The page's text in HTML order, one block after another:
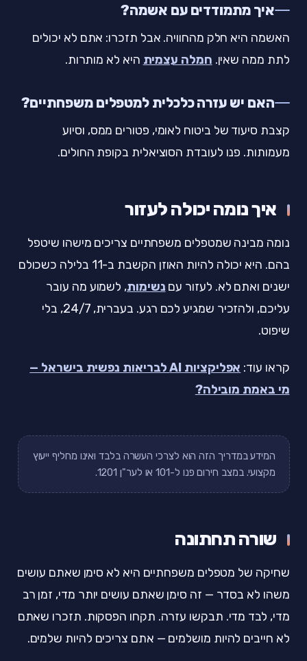
איך מתמודדים עם אשמה?
האשמה היא חלק מהחוויה. אבל תזכרו: אתם לא יכולים
לתת ממה שאין. חמלה עצמית היא לא מותרות.
האם יש עזרה כלכלית למטפלים משפחתיים?
קצבת סיעוד של ביטוח לאומי, פטורים ממס, וסיוע
מעמותות. פנו לעובדת הסוציאלית בקופת החולים.
איך נומה יכולה לעזור
נומה מבינה שמטפלים משפחתיים צריכים מישהו שיטפל
בהם. היא יכולה להיות האוזן הקשבת ב-11 בלילה כשכולם
ישנים ואתם לא. לעזור עם נשימות, לשמוע מה עובר
עליכם, ולהזכיר שמגיע לכם רגע. בעברית, 24/7, בלי
שיפוט.
קראו עוד:
אפליקציות AI לבריאות נפשית בישראל —
מי באמת מובילה?
המידע במדריך הזה הוא לצרכי העשרה בלבד ואינו מחליף ייעוץ
מקצועי. במצב חירום פנו ל-101 או לער"ן 1201.
שורה תחתונה
שחיקה של מטפלים משפחתיים היא לא סימן שאתם עושים
משהו לא בסדר — זה סימן שאתם עושים יותר מדי, זמן רב
מדי, לבד מדי. תבקשו עזרה. תקחו הפסקות. תזכרו שאתם
לא חייבים להיות מושלמים — אתם צריכים להיות שלמים.